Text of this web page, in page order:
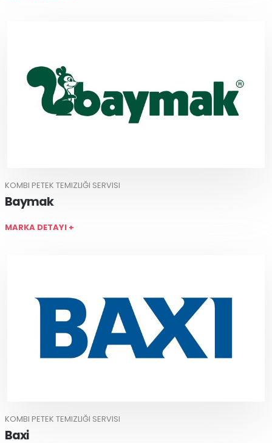
KOMBI PETEK TEMIZLIĞI SERVISI
Baymak
MARKA DETAYI +
KOMBI PETEK TEMIZLIĞI SERVISI
Baxi